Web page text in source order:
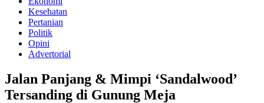
Kesehatan
Pertanian
Politik
Opini
Advertorial
Jalan Panjang & Mimpi ‘Sandalwood’
Tersanding di Gunung Meja